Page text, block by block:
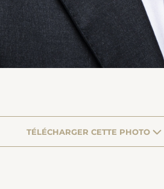
TÉLÉCHARGER CETTE PHOTO